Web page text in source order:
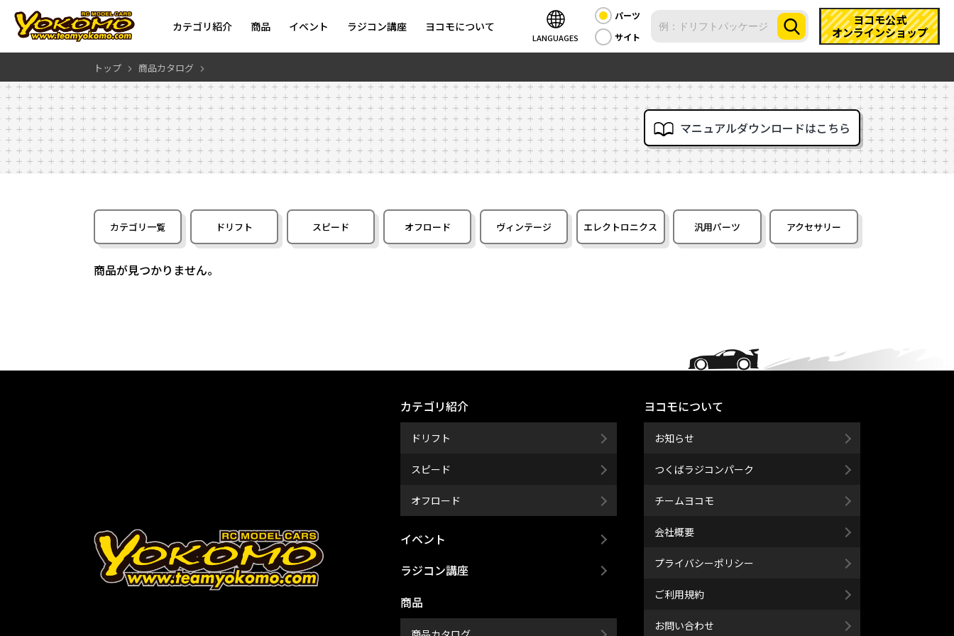
カテゴリ紹介 商品 イベント ラジコン講座 ヨコモについて
LANGUAGES
パーツ
サイト
ヨコモ公式
オンラインショップ
トップ 商品カタログ
マニュアルダウンロードはこちら
カテゴリ一覧 ドリフト スピード オフロード ヴィンテージ エレクトロニクス 汎用パーツ アクセサリー
商品が見つかりません。
カテゴリ紹介
ドリフト
スピード
オフロード
イベント
ラジコン講座
商品
ヨコモについて
お知らせ
つくばラジコンパーク
チームヨコモ
会社概要
プライバシーポリシー
ご利用規約
お問い合わせ